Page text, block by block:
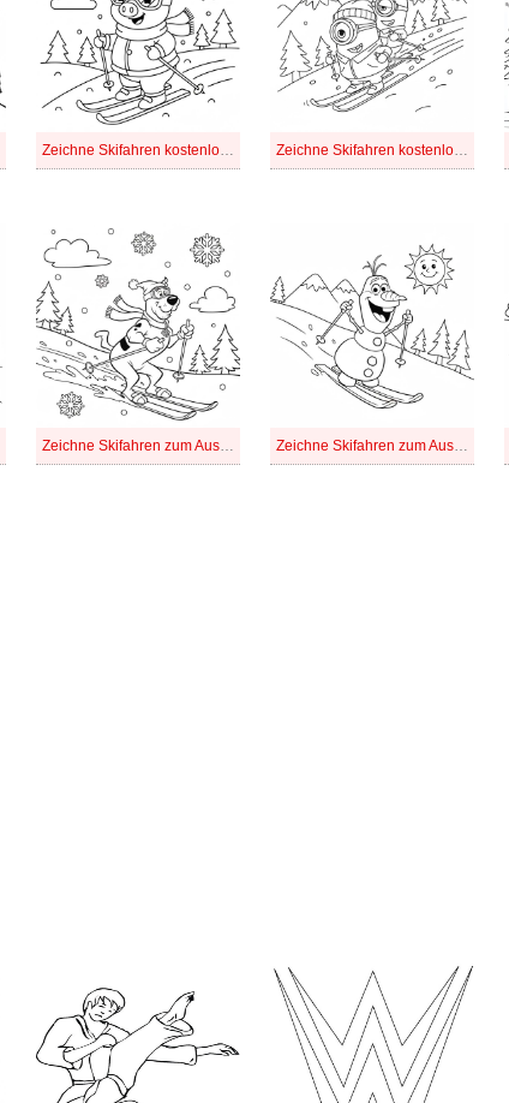
Zeichne Skifahren kostenlos druckbare Zeichne Skifahren kostenlos einfach
Zeichne Skifahren zum Ausdrucken für Kinder Zeichne Skifahren zum Ausdrucken